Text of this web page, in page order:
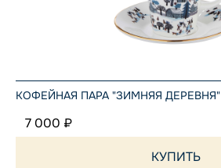
КОФЕЙНАЯ ПАРА "ЗИМНЯЯ ДЕРЕВНЯ"
7 000 ₽
КУПИТЬ